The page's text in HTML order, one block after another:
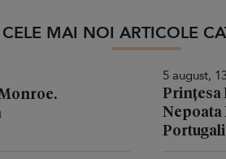
CELE MAI NOI ARTICOLE
5 august,
Prințesa
Nepoata